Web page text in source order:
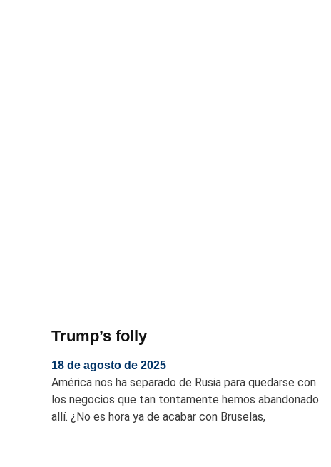
Trump’s folly
18 de agosto de 2025
América nos ha separado de Rusia para quedarse con
los negocios que tan tontamente hemos abandonado
allí. ¿No es hora ya de acabar con Bruselas,